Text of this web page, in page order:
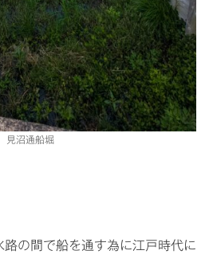
見沼通船堀
の間で船を通す為に江戸時代に